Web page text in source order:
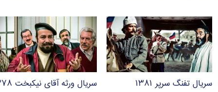
سریال تفنگ سرپر ۱۳۸۱ سریال ورثه آقای نیکبخت ۱۳۷۸